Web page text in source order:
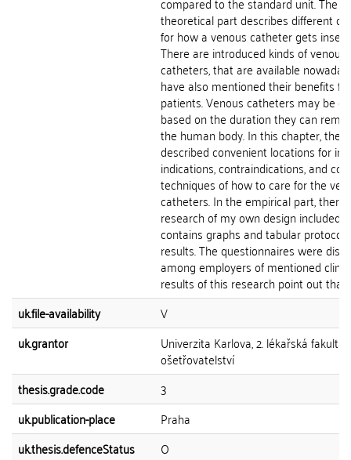
theoretical part describes different
for how a venous catheter gets
There are introduced kinds of venous
catheters, that are available
have also mentioned their benefits for
patients. Venous catheters may be
based on the duration they can
the human body. In this chapter,
described convenient locations for
indications, contraindications, and
techniques of how to care for the
catheters. In the empirical part, there
research of my own design included.
contains graphs and tabular protocol
results. The questionnaires were
among employers of mentioned
results of this research point out that...
uk.file-availability
V
uk.grantor
Univerzita Karlova, 2. lékařská
ošetřovatelství
thesis.grade.code
3
uk.publication-place
Praha
uk.thesis.defenceStatus
O